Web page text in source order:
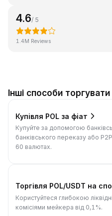
4.6/ 5
1.4M Reviews
Інші способи торгувати
Купівля POL за фіат
Купуйте за допомогою
банківського переказу або
60 валютах.
Торгівля POL/USDT на
Користуйтеся глибокою
комісіями мейкера від 0,1%.